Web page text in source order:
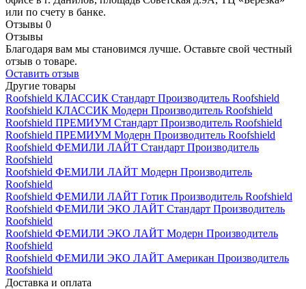
или по счету в банке.
Отзывы 0
Отзывы
Благодаря вам мы становимся лучше. Оставьте свой честный
отзыв о товаре.
Оставить отзыв
Другие товары
Roofshield КЛАССИК Стандарт Производитель Roofshield
Roofshield КЛАССИК Модерн Производитель Roofshield
Roofshield ПРЕМИУМ Стандарт Производитель Roofshield
Roofshield ПРЕМИУМ Модерн Производитель Roofshield
Roofshield ФЕМИЛИ ЛАЙТ Стандарт Производитель
Roofshield
Roofshield ФЕМИЛИ ЛАЙТ Модерн Производитель
Roofshield
Roofshield ФЕМИЛИ ЛАЙТ Готик Производитель Roofshield
Roofshield ФЕМИЛИ ЭКО ЛАЙТ Стандарт Производитель
Roofshield
Roofshield ФЕМИЛИ ЭКО ЛАЙТ Модерн Производитель
Roofshield
Roofshield ФЕМИЛИ ЭКО ЛАЙТ Американ Производитель
Roofshield
Доставка и оплата